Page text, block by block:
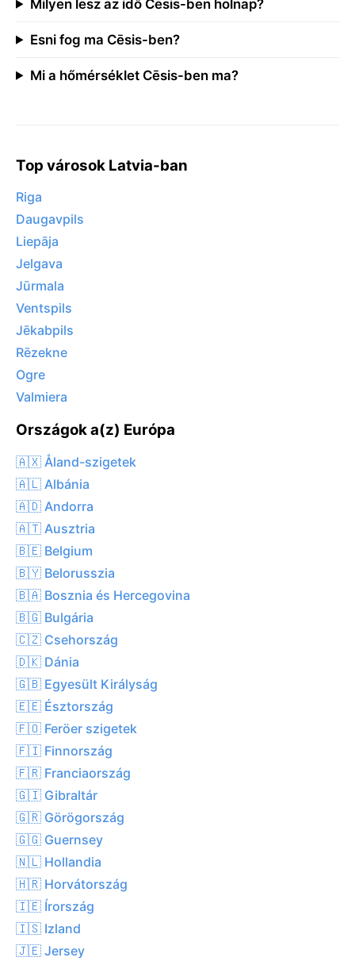
Milyen lesz az idő Cēsis-ben holnap?
Esni fog ma Cēsis-ben?
Mi a hőmérséklet Cēsis-ben ma?
Top városok Latvia-ban
Riga
Daugavpils
Liepāja
Jelgava
Jūrmala
Ventspils
Jēkabpils
Rēzekne
Ogre
Valmiera
Országok a(z) Európa
🇦🇽 Åland-szigetek
🇦🇱 Albánia
🇦🇩 Andorra
🇦🇹 Ausztria
🇧🇪 Belgium
🇧🇾 Belorusszia
🇧🇦 Bosznia és Hercegovina
🇧🇬 Bulgária
🇨🇿 Csehország
🇩🇰 Dánia
🇬🇧 Egyesült Királyság
🇪🇪 Észtország
🇫🇴 Feröer szigetek
🇫🇮 Finnország
🇫🇷 Franciaország
🇬🇮 Gibraltár
🇬🇷 Görögország
🇬🇬 Guernsey
🇳🇱 Hollandia
🇭🇷 Horvátország
🇮🇪 Írország
🇮🇸 Izland
🇯🇪 Jersey